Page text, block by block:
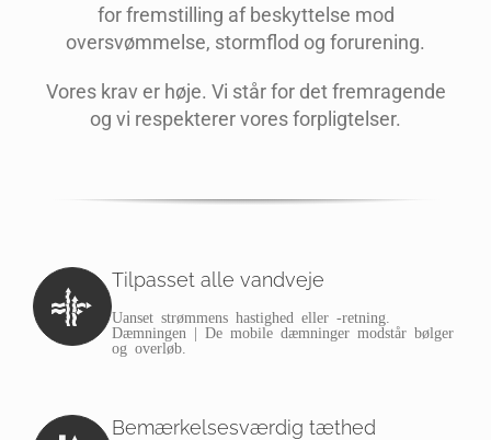
for fremstilling af beskyttelse mod
oversvømmelse, stormflod og forurening.
Vores krav er høje. Vi står for det fremragende
og vi respekterer vores forpligtelser.
Tilpasset alle vandveje
Uanset strømmens hastighed eller -retning.
Dæmningen | De mobile dæmninger modstår bølger
og overløb.
Bemærkelsesværdig tæthed